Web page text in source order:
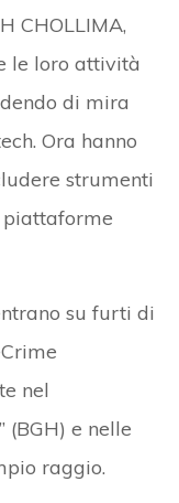
CHOLLIMA,
le loro attività
di mira
Ora hanno
strumenti
su furti di
nel
(BGH) e nelle
raggio.